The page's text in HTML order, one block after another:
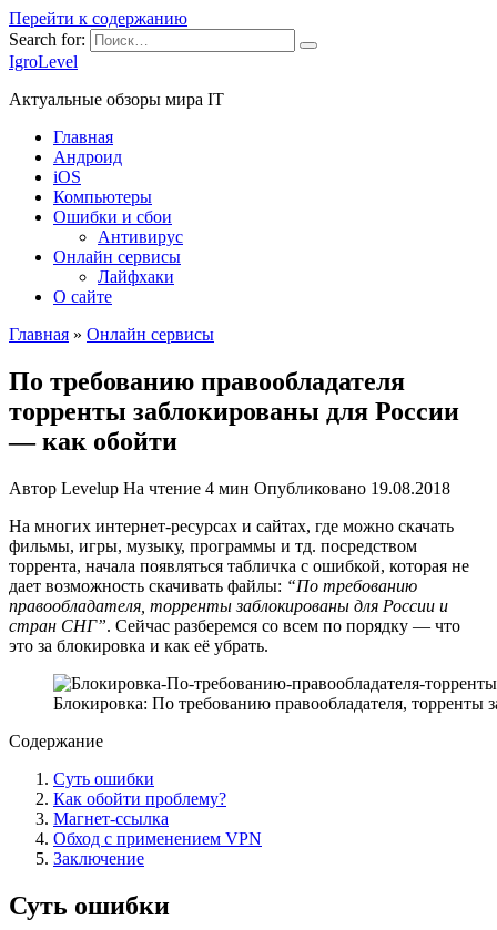
Перейти к содержанию
Search for:
IgroLevel
Актуальные обзоры мира IT
Главная
Андроид
iOS
Компьютеры
Ошибки и сбои
Антивирус
Онлайн сервисы
Лайфхаки
О сайте
Главная » Онлайн сервисы
По требованию правообладателя
торренты заблокированы для России
— как обойти
Автор Levelup На чтение 4 мин Опубликовано 19.08.2018
На многих интернет-ресурсах и сайтах, где можно скачать
фильмы, игры, музыку, программы и тд. посредством
торрента, начала появляться табличка с ошибкой, которая не
дает возможность скачивать файлы: “По требованию
правообладателя, торренты заблокированы для России и
стран СНГ”. Сейчас разберемся со всем по порядку — что
это за блокировка и как её убрать.
Блокировка: По требованию правообладателя, торренты
Содержание
Суть ошибки
Как обойти проблему?
Магнет-ссылка
Обход с применением VPN
Заключение
Суть ошибки